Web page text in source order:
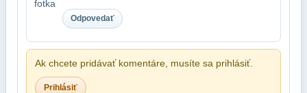
Odpovedať
Ak chcete pridávať komentáre, musíte sa prihlásiť.
Prihlásiť